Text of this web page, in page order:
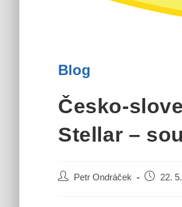
Blog
Česko-
Stellar –
AutorPetr Ondráček
Příspěvek
22.